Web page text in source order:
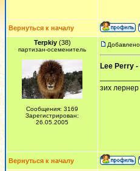
Вернуться к началу
Terpkiy(38)
партизан-осеменитель
Сообщения: 3169
Зарегистрирован:
26.05.2005
Lee Perry
зих
Вернуться к началу